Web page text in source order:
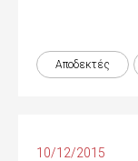
Αποδεκτές
10/12/2015